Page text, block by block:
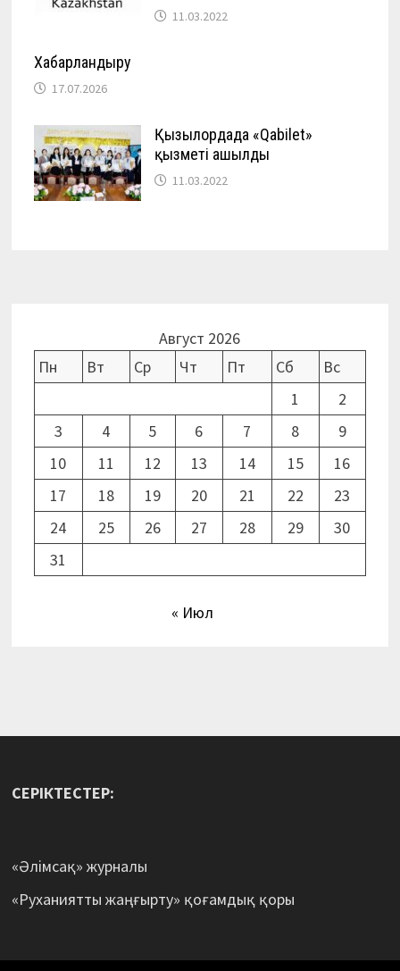
11.03.2022
Хабарландыру
17.07.2026
Қызылордада «Qabilet»
қызметі ашылды
11.03.2022
Август 2026
Пн
Вт Ср Чт Пт Сб
Вс
1
2
3
4 5 6 7 8
9
10
11 12 13 14 15
16
17
18 19 20 21 22
23
24
25 26 27 28 29
30
31
« Июл
СЕРІКТЕСТЕР:
«Әлімсақ» журналы
«Руханиятты жаңғырту» қоғамдық қоры